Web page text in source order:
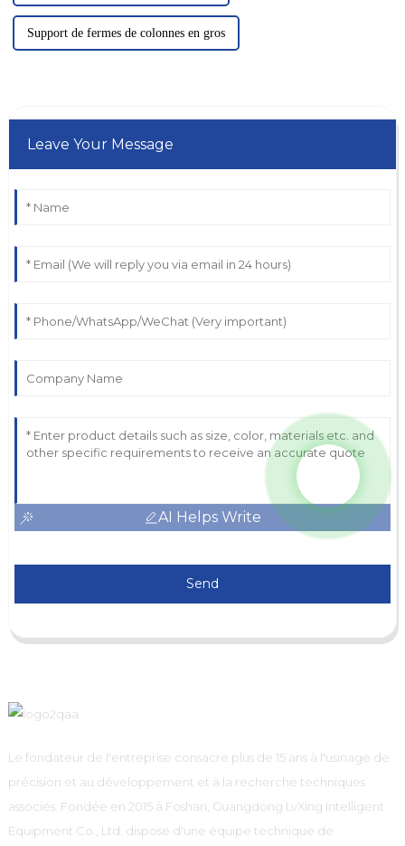
Support de fermes de colonnes en gros
Leave Your Message
AI Helps Write
Send
Le fondateur de l'entreprise consacre plus de 15 ans à l'usinage de
précision et au développement et à la recherche techniques
associés. Fondée en 2015 à Foshan, Guangdong LvXing Intelligent
Equipment Co., Ltd. dispose d'une équipe technique de